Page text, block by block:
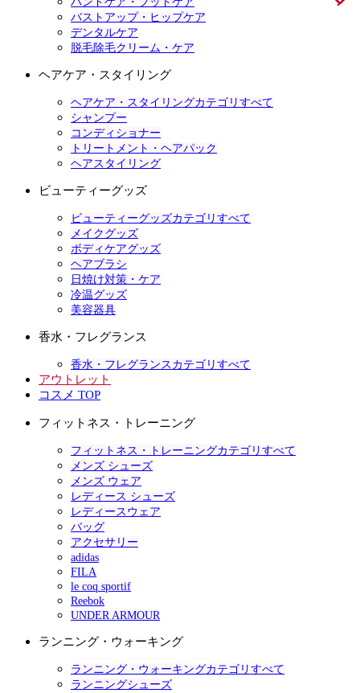
バストアップ・ヒップケア
デンタルケア
脱毛除毛クリーム・ケア
ヘアケア・スタイリング
ヘアケア・スタイリングカテゴリすべて
シャンプー
コンディショナー
トリートメント・ヘアパック
ヘアスタイリング
ビューティーグッズ
ビューティーグッズカテゴリすべて
メイクグッズ
ボディケアグッズ
ヘアブラシ
日焼け対策・ケア
冷温グッズ
美容器具
香水・フレグランス
香水・フレグランスカテゴリすべて
アウトレット
コスメ TOP
フィットネス・トレーニング
フィットネス・トレーニングカテゴリすべて
メンズ シューズ
メンズ ウェア
レディース シューズ
レディースウェア
バッグ
アクセサリー
adidas
FILA
le coq sportif
Reebok
UNDER ARMOUR
ランニング・ウォーキング
ランニング・ウォーキングカテゴリすべて
ランニングシューズ